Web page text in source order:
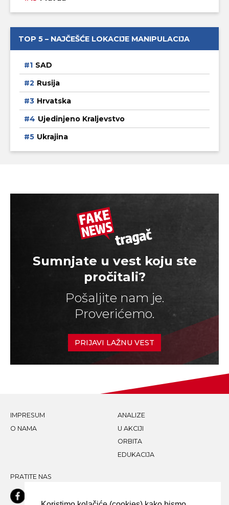
TOP 5 – NAJČEŠĆE LOKACIJE MANIPULACIJA
SAD
Rusija
Hrvatska
Ujedinjeno Kraljevstvo
Ukrajina
Sumnjate u vest koju ste
pročitali?
Pošaljite nam je.
Proverićemo.
PRIJAVI LAŽNU VEST
IMPRESUM
O NAMA
ANALIZE
U AKCIJI
ORBITA
EDUKACIJA
PRATITE NAS